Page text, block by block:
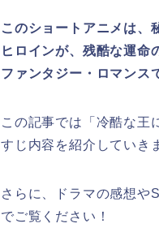
このショートアニメは、
ヒロインが、残酷な運命
ファンタジー・ロマンス
この記事では「冷酷な王
すじ内容を紹介していき
さらに、ドラマの感想や
でご覧ください！